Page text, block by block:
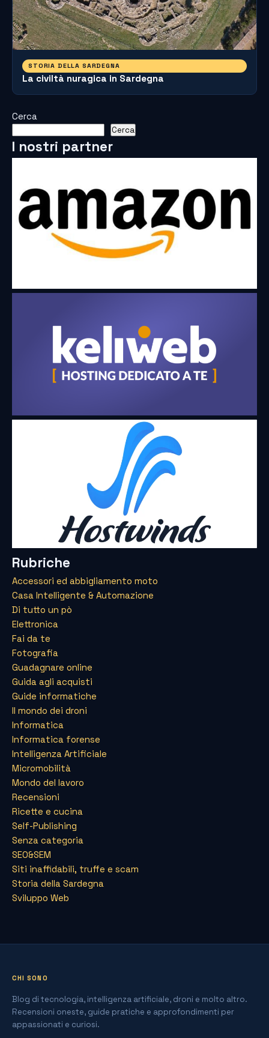
STORIA DELLA SARDEGNA
La civiltà nuragica in Sardegna
Cerca
Cerca
I nostri partner
Rubriche
Accessori ed abbigliamento moto
Casa Intelligente & Automazione
Di tutto un pò
Elettronica
Fai da te
Fotografia
Guadagnare online
Guida agli acquisti
Guide informatiche
Il mondo dei droni
Informatica
Informatica forense
Intelligenza Artificiale
Micromobilità
Mondo del lavoro
Recensioni
Ricette e cucina
Self-Publishing
Senza categoria
SEO&SEM
Siti inaffidabili, truffe e scam
Storia della Sardegna
Sviluppo Web
CHI SONO
Blog di tecnologia, intelligenza artificiale, droni e molto altro.
Recensioni oneste, guide pratiche e approfondimenti per
appassionati e curiosi.